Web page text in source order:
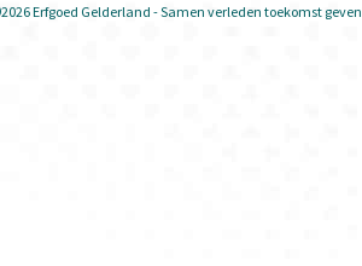
2026 Erfgoed Gelderland - Samen verleden toekomst geven